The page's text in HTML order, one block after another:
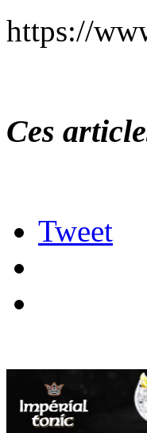
https://
Ces
Tweet